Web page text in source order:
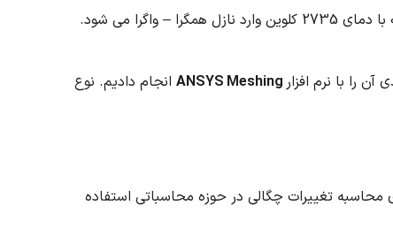
را با نرم افزار
انجام دادیم. نوع
محاسبه تغییرات چگالی در حوزه محاسباتی استفاده